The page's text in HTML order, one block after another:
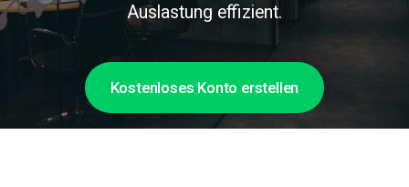
Auslastung effizient.
Kostenloses Konto erstellen